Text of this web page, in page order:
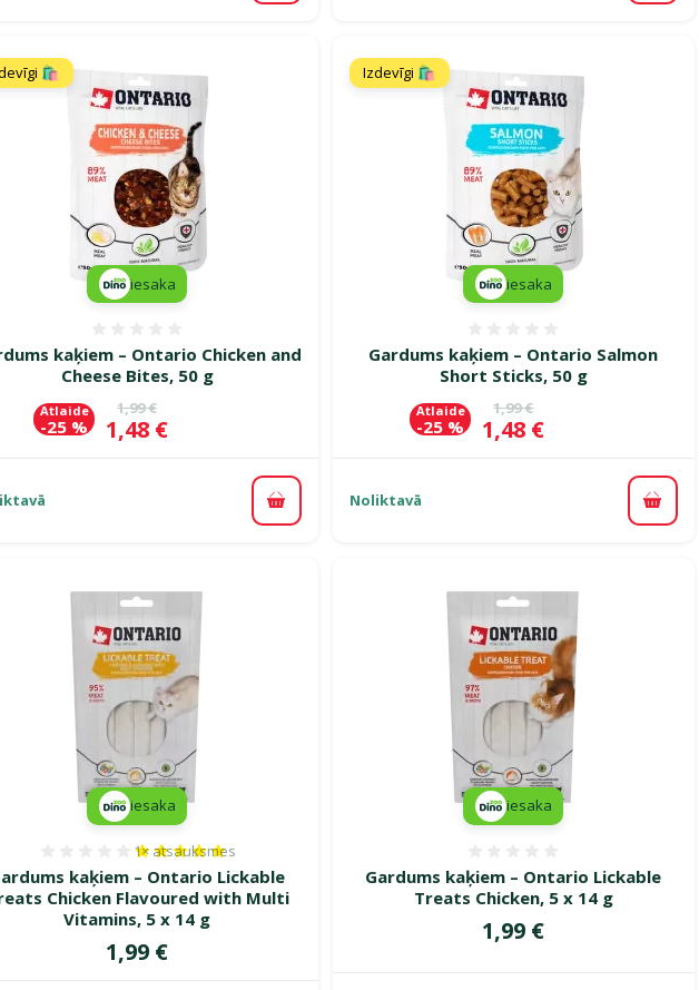
kaķiem – Ontario Chicken and
Cheese Bites, 50 g
Oriģinālā cena
1,99 €
Cena
1,48 €
Atlaide
-25 %
🛍️
iesaka
Pievienot grozam
Gardums kaķiem – Ontario Salmon
Short Sticks, 50 g
Oriģinālā cena
1,99 €
Cena
1,48 €
Atlaide
-25 %
Izdevīgi 🛍️
iesaka
Noliktavā
kaķiem – Ontario Lickable
Chicken Flavoured with Multi
Vitamins, 5 x 14 g
Atsauksmes 100%, reitingu skaits: 1
1× atsauksmes
Cena
1,99 €
iesaka
Gardums kaķiem – Ontario Lickable
Treats Chicken, 5 x 14 g
Cena
1,99 €
iesaka